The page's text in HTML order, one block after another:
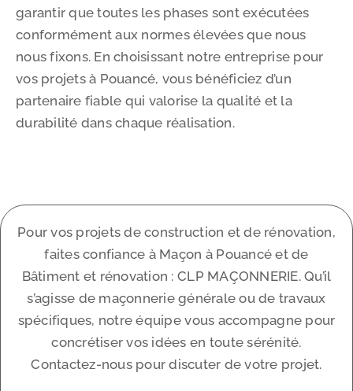
garantir que toutes les phases sont exécutées
conformément aux normes élevées que nous
nous fixons. En choisissant notre entreprise pour
vos projets à Pouancé, vous bénéficiez d’un
partenaire fiable qui valorise la qualité et la
durabilité dans chaque réalisation.
Pour vos projets de construction et de rénovation,
faites confiance à Maçon à Pouancé et de
Bâtiment et rénovation : CLP MAÇONNERIE. Qu’il
s’agisse de maçonnerie générale ou de travaux
spécifiques, notre équipe vous accompagne pour
concrétiser vos idées en toute sérénité.
Contactez-nous pour discuter de votre projet.